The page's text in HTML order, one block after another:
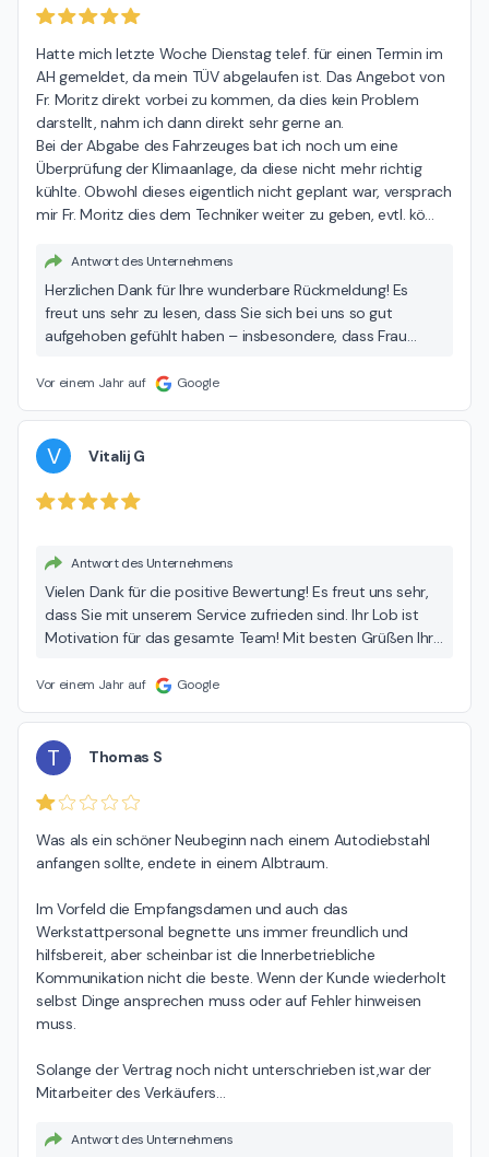
Autohaus Dinnebier-Team
Hatte mich letzte Woche Dienstag telef. für einen Termin im
AH gemeldet, da mein TÜV abgelaufen ist. Das Angebot von
Fr. Moritz direkt vorbei zu kommen, da dies kein Problem
darstellt, nahm ich dann direkt sehr gerne an.
Bei der Abgabe des Fahrzeuges bat ich noch um eine
Überprüfung der Klimaanlage, da diese nicht mehr richtig
kühlte. Obwohl dieses eigentlich nicht geplant war, versprach
mir Fr. Moritz dies dem Techniker weiter zu geben, evtl. kö…
Antwort des Unternehmens
Herzlichen Dank für Ihre wunderbare Rückmeldung! Es
freut uns sehr zu lesen, dass Sie sich bei uns so gut
aufgehoben gefühlt haben – insbesondere, dass Frau
und zuverlässig für Sie da sein konnten. Dass Ihre
mit großer Freude intern weiter – so ein Feedback
motiviert uns sehr! Wir wünschen Ihnen weiterhin allzeit
gute Fahrt und eine erholsame Reise – und freuen uns, Sie
Vor einem Jahr auf Google
V Vitalij G
Antwort des Unternehmens
Vielen Dank für die positive Bewertung! Es freut uns sehr,
dass Sie mit unserem Service zufrieden sind. Ihr Lob ist
Motivation für das gesamte Team! Mit besten Grüßen Ihr
Vor einem Jahr auf Google
T Thomas S
Was als ein schöner Neubeginn nach einem Autodiebstahl
anfangen sollte, endete in einem Albtraum.
Im Vorfeld die Empfangsdamen und auch das
Werkstattpersonal begnette uns immer freundlich und
hilfsbereit, aber scheinbar ist die Innerbetriebliche
Kommunikation nicht die beste. Wenn der Kunde wiederholt
selbst Dinge ansprechen muss oder auf Fehler hinweisen
muss.
Solange der Vertrag noch nicht unterschrieben ist,war der
Mitarbeiter des Verkäufers…
Antwort des Unternehmens